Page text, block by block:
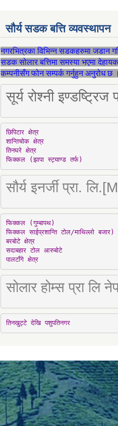
सौर्य सडक बत्ति व्यवस्थापन
नगरभित्रका विभिन्न सडकहरुमा जडान
सडक सोलार बत्तिमा समस्या भएमा
कम्पनीसँग फोन सम्पर्क गर्नुहुन अनुरोध छ ।
सूर्य रोश्नी
छिपिटार क्षेत्र
शान्तिचोक क्षेत्र
तिनघरे क्षेत्र
फिक्कल (झापा स्ट्याण्ड तर्फ)
सौर्य इनर्जी प्रा.
फिक्कल (गुम्बापथ)
फिक्कल साईप्रशान्ति टोल/माथिल्लो बजार)
बरबोटे क्षेत्र
सदाबहार टोल आरुबोटे
पालटाँगे क्षेत्र
सोलार होम्स प्रा लि
तिनखुट्टे देखि पशुपतिनगर